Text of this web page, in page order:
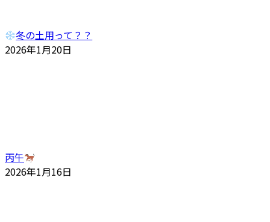
冬の土用って？？
2026年1月20日
丙午
2026年1月16日